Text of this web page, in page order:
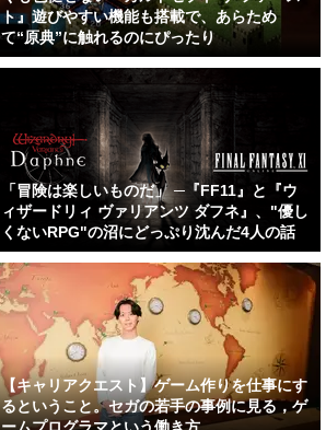
ト』遊びやすい機能も搭載で、あらため
て“原典”に触れるのにぴったり
「冒険は楽しいものだ」 ─『FF11』と『ウ
ィザードリィ ヴァリアンツ ダフネ』、"優し
くないRPG"の沼にどっぷり沈んだ4人の話
【キャリアクエスト】ゲーム作りを仕事にす
るということ。セガの若手の事例に見る，ゲ